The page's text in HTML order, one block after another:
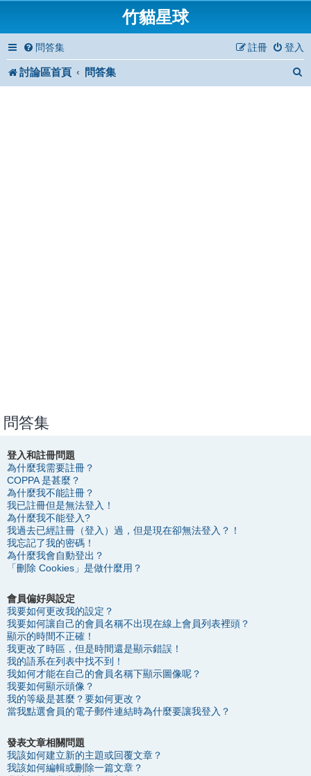
竹貓星球
問答集 登入
註冊
討論區首頁 問答集
問答集
登入和註冊問題
為什麼我需要註冊？
COPPA 是甚麼？
為什麼我不能註冊？
我已註冊但是無法登入！
為什麼我不能登入?
我過去已經註冊（登入）過，但是現在卻無法登入？！
我忘記了我的密碼！
為什麼我會自動登出？
「刪除 Cookies」是做什麼用？
會員偏好與設定
我要如何更改我的設定？
我要如何讓自己的會員名稱不出現在線上會員列表裡頭？
顯示的時間不正確！
我更改了時區，但是時間還是顯示錯誤！
我的語系在列表中找不到！
我如何才能在自己的會員名稱下顯示圖像呢？
我要如何顯示頭像？
我的等級是甚麼？要如何更改？
當我點選會員的電子郵件連結時為什麼要讓我登入？
發表文章相關問題
我該如何建立新的主題或回覆文章？
我該如何編輯或刪除一篇文章？